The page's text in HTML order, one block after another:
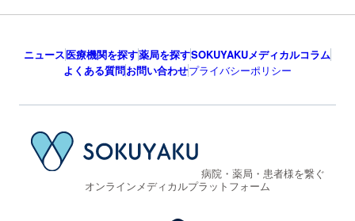
ニュース医療機関を探す薬局を探すSOKUYAKUメディカルコラム
よくある質問お問い合わせプライバシーポリシー
病院・薬局・患者様を繋ぐ
オンラインメディカルプラットフォーム